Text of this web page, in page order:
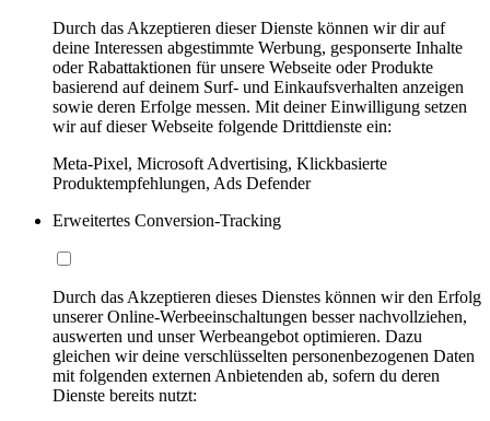
Durch das Akzeptieren dieser Dienste können wir dir auf
deine Interessen abgestimmte Werbung, gesponserte Inhalte
oder Rabattaktionen für unsere Webseite oder Produkte
basierend auf deinem Surf- und Einkaufsverhalten anzeigen
sowie deren Erfolge messen. Mit deiner Einwilligung setzen
wir auf dieser Webseite folgende Drittdienste ein:
Meta-Pixel, Microsoft Advertising, Klickbasierte
Produktempfehlungen, Ads Defender
Erweitertes Conversion-Tracking
Durch das Akzeptieren dieses Dienstes können wir den Erfolg
unserer Online-Werbeeinschaltungen besser nachvollziehen,
auswerten und unser Werbeangebot optimieren. Dazu
gleichen wir deine verschlüsselten personenbezogenen Daten
mit folgenden externen Anbietenden ab, sofern du deren
Dienste bereits nutzt: